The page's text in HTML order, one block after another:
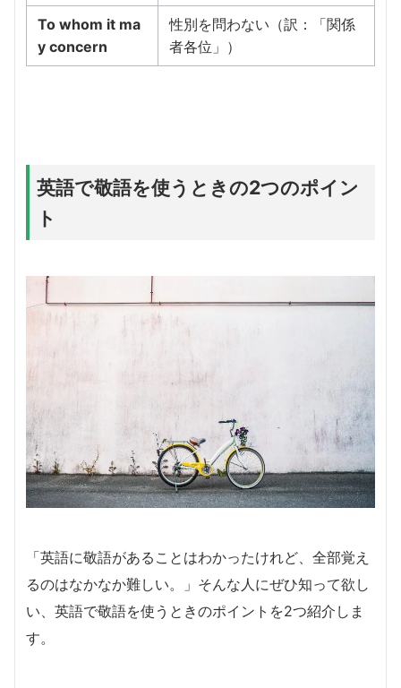
To whom it ma
y concern
性別を問わない（訳：「関係
者各位」）
英語で敬語を使うときの2つのポイン
ト
「英語に敬語があることはわかったけれど、全部覚え
るのはなかなか難しい。」そんな人にぜひ知って欲し
い、英語で敬語を使うときのポイントを2つ紹介しま
す。